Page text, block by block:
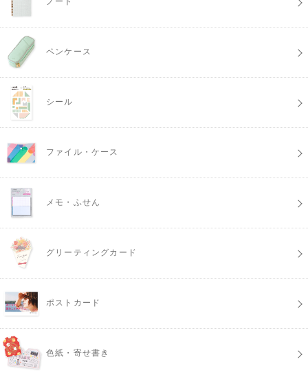
ペンケース
シール
ファイル・ケース
メモ・ふせん
グリーティングカード
ポストカード
色紙・寄せ書き